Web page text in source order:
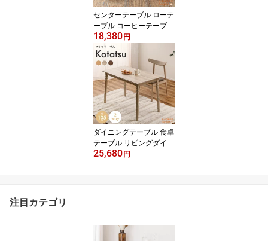
センターテーブル ローテ
ーブル コーヒーテーブル
リビングテーブル ラウン
ドテーブルS L 省スペー
ス コンパクト スリム 天
然木 木製 アイアン ラタ
ン 大理石調 木目調 北欧
韓国インテリア ヴィンテ
ージ モダン ナチュラル
シンプル おしゃれ 丸
18,380 円
ダイニングテーブル 食卓
テーブル リビングダイニ
ング 2WAYこたつ ロータ
れ 一人暮らし 新生活 高
25,680 円
注目カテゴリ